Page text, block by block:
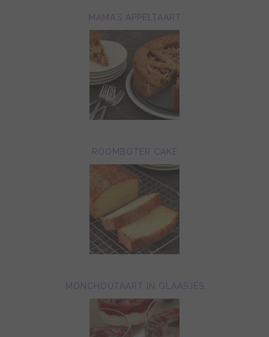
MAMA’S APPELTAART
ROOMBOTER CAKE
MONCHOUTAART IN GLAASJES